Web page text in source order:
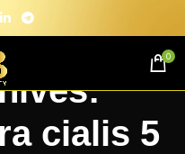
0
cialis 5